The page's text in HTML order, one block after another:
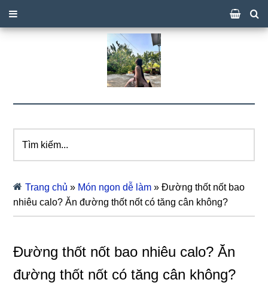
kiếm...
Trang chủ » Món ngon dễ làm »Đường thốt nốt bao
nhiêu calo? Ăn đường thốt nốt có tăng cân không?
Đường thốt nốt bao nhiêu calo? Ăn
đường thốt nốt có tăng cân không?